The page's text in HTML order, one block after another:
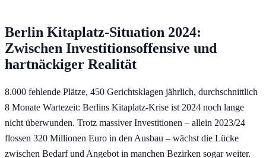
Berlin Kitaplatz-Situation 2024:
Zwischen Investitionsoffensive und
hartnäckiger Realität
8.000 fehlende Plätze, 450 Gerichtsklagen jährlich, durchschnittlich
8 Monate Wartezeit: Berlins Kitaplatz-Krise ist 2024 noch lange
nicht überwunden. Trotz massiver Investitionen – allein 2023/24
flossen 320 Millionen Euro in den Ausbau – wächst die Lücke
zwischen Bedarf und Angebot in manchen Bezirken sogar weiter.